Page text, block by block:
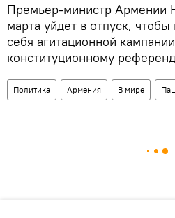
Премьер-министр Армении
марта уйдет в отпуск,
себя агитационной
конституционному
Политика Армения В мире